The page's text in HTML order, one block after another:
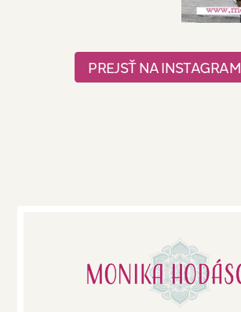
PREJSŤ NA INSTAGRAM